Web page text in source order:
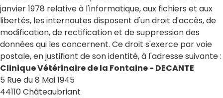
janvier 1978 relative à l'informatique, aux fichiers et aux
libertés, les internautes disposent d'un droit d'accès, de
modification, de rectification et de suppression des
données qui les concernent. Ce droit s'exerce par voie
postale, en justifiant de son identité, à l'adresse suivante :
Clinique Vétérinaire de la Fontaine - DECANTE
5 Rue du 8 Mai 1945
44110 Châteaubriant